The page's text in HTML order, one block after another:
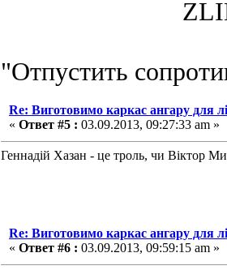
ZLIN 526
"Отпустить
Re: Виготовимо каркас ангару для
« Ответ #5 : 03.09.2013, 09:27:33 am »
Геннадій Хазан - це троль, чи Віктор
Re: Виготовимо каркас ангару для
« Ответ #6 : 03.09.2013, 09:59:15 am »